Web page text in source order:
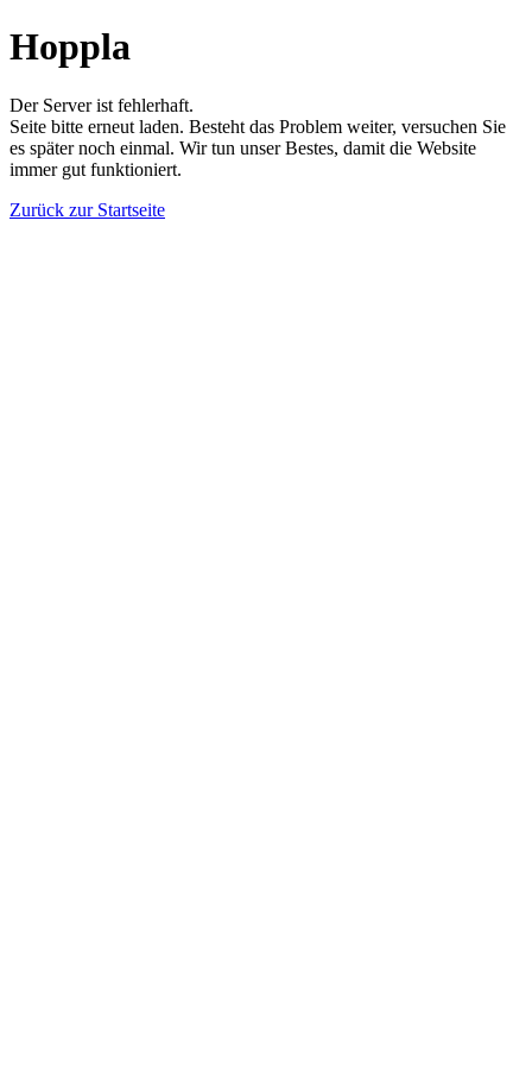
Hoppla
Der Server ist fehlerhaft.
Seite bitte erneut laden. Besteht das Problem weiter, versuchen Sie
es später noch einmal. Wir tun unser Bestes, damit die Website
immer gut funktioniert.
Zurück zur Startseite